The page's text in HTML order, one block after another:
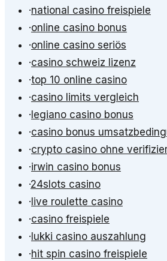
·national casino freispiele
·online casino bonus
·online casino seriös
·casino schweiz lizenz
·top 10 online casino
·casino limits vergleich
· legiano casino bonus
·casino bonus
·crypto casino ohne
·irwin casino bonus
·24slots casino
· live roulette casino
·casino freispiele
· lukki casino auszahlung
·hit spin casino freispiele